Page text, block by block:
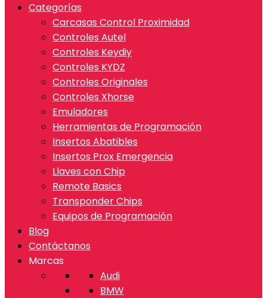
Categorías
Carcasas Control Proximidad
Controles Autel
Controles Keydiy
Controles KYDZ
Controles Originales
Controles Xhorse
Emuladores
Herramientas de Programación
Insertos Abatibles
Insertos Prox Emergencia
Llaves con Chip
Remote Basics
Transponder Chips
Equipos de Programación
Blog
Contáctanos
Marcas
Audi
BMW